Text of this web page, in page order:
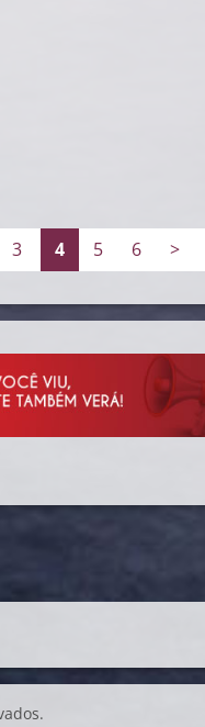
3 4 5 6 >